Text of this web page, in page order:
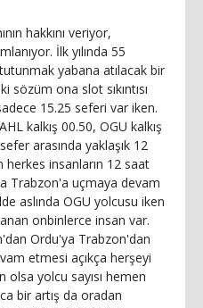
hakkını veriyor,
İlk yılında 55
yabana atılacak bir
sözüm ona slot sıkıntısı
15.25 seferi var iken.
kalkış 00.50, OGU kalkış
arasında yaklaşık 12
insanların 12 saat
Trabzon'a uçmaya devam
aslında OGU yolcusu iken
onbinlerce insan var.
Ordu'ya Trabzon'dan
etmesi açıkça herşeyi
olsa yolcu sayısı hemen
bir artış da oradan